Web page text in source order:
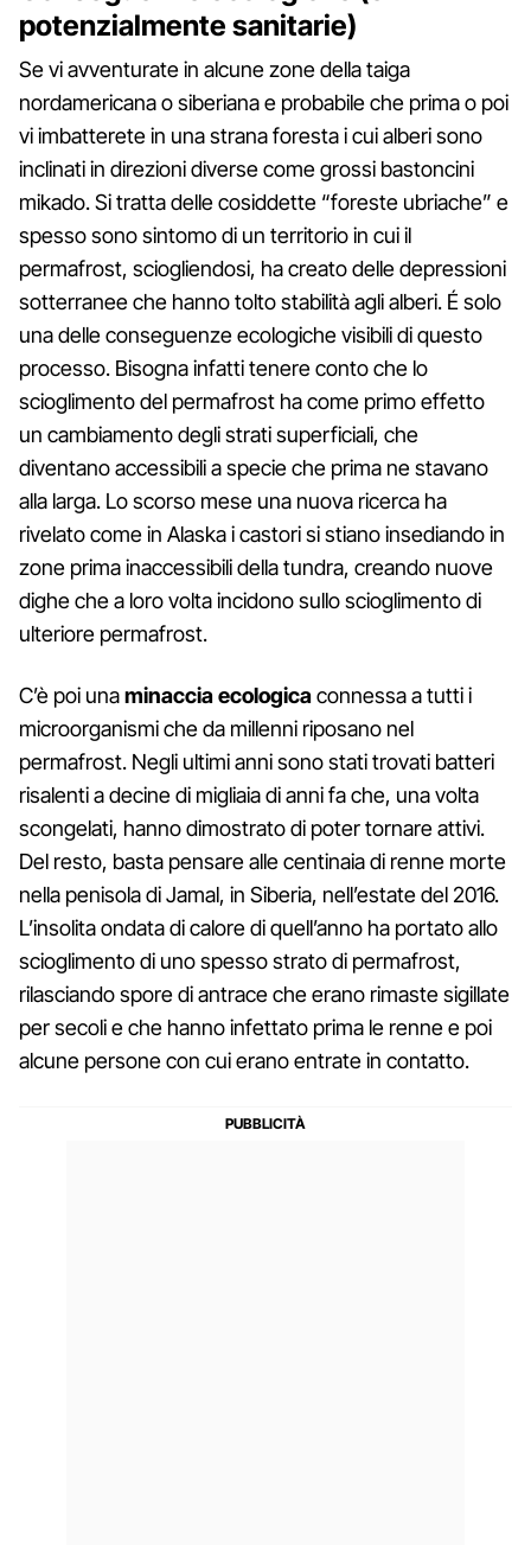
potenzialmente sanitarie)
Se vi avventurate in alcune zone della taiga
nordamericana o siberiana e probabile che prima o poi
vi imbatterete in una strana foresta i cui alberi sono
inclinati in direzioni diverse come grossi bastoncini
mikado. Si tratta delle cosiddette “foreste ubriache” e
spesso sono sintomo di un territorio in cui il
permafrost, sciogliendosi, ha creato delle depressioni
sotterranee che hanno tolto stabilità agli alberi. É solo
una delle conseguenze ecologiche visibili di questo
processo. Bisogna infatti tenere conto che lo
scioglimento del permafrost ha come primo effetto
un cambiamento degli strati superficiali, che
diventano accessibili a specie che prima ne stavano
alla larga. Lo scorso mese una nuova ricerca ha
rivelato come in Alaska i castori si stiano insediando in
zone prima inaccessibili della tundra, creando nuove
dighe che a loro volta incidono sullo scioglimento di
ulteriore permafrost.
C’è poi unaminaccia ecologicaconnessa a tutti i
microorganismi che da millenni riposano nel
permafrost. Negli ultimi anni sono stati trovati batteri
risalenti a decine di migliaia di anni fa che, una volta
scongelati, hanno dimostrato di poter tornare attivi.
Del resto, basta pensare alle centinaia di renne morte
nella penisola di Jamal, in Siberia, nell’estate del 2016.
L’insolita ondata di calore di quell’anno ha portato allo
scioglimento di uno spesso strato di permafrost,
rilasciando spore di antrace che erano rimaste sigillate
per secoli e che hanno infettato prima le renne e poi
alcune persone con cui erano entrate in contatto.